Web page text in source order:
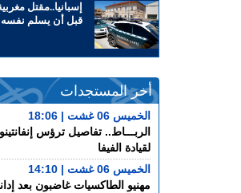
إسبانيا..مقتل
قبل أن يسلم
أخر المستجدات
الخميس 06 غشت | 18:06
الربـــاط.. تفاصيل ترؤس
لقيادة الفيفا
الخميس 06 غشت | 14:10
مهنيو الطاكسيات غاضبون بعد